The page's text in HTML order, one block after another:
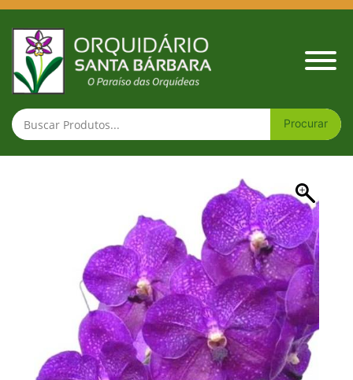
Vanda Wirat x